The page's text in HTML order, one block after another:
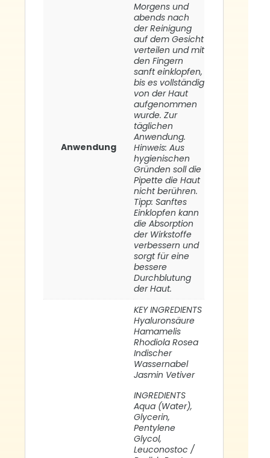
Anwendung
Morgens und
abends nach
der Reinigung
auf dem Gesicht
verteilen und mit
den Fingern
sanft einklopfen,
bis es vollständig
von der Haut
aufgenommen
wurde. Zur
täglichen
Anwendung.
Hinweis: Aus
hygienischen
Gründen soll die
Pipette die Haut
nicht berühren.
Tipp: Sanftes
Einklopfen kann
die Absorption
der Wirkstoffe
verbessern und
sorgt für eine
bessere
Durchblutung
der Haut.
KEY INGREDIENTS
Hyaluronsäure
Hamamelis
Rhodiola Rosea
Indischer
Wassernabel
Jasmin Vetiver
INGREDIENTS
Aqua (Water),
Glycerin,
Pentylene
Glycol,
Leuconostoc /